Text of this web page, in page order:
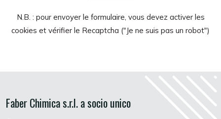
N.B. : pour envoyer le formulaire, vous devez activer les
cookies et vérifier le Recaptcha ("Je ne suis pas un robot")
Faber Chimica s.r.l. a socio unico